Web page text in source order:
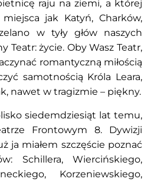
raju na ziemi, a której
jak Katyń, Charków,
w tyły głów naszych
Teatr: życie. Oby Wasz Teatr,
romantyczną miłością
samotnością Króla Leara,
nawet w tragizmie – piękny.
siedemdziesiąt lat temu,
Frontowym 8. Dywizji
ja miałem szczęście poznać
Schillera, Wiercińskiego,
Korzeniewskiego,